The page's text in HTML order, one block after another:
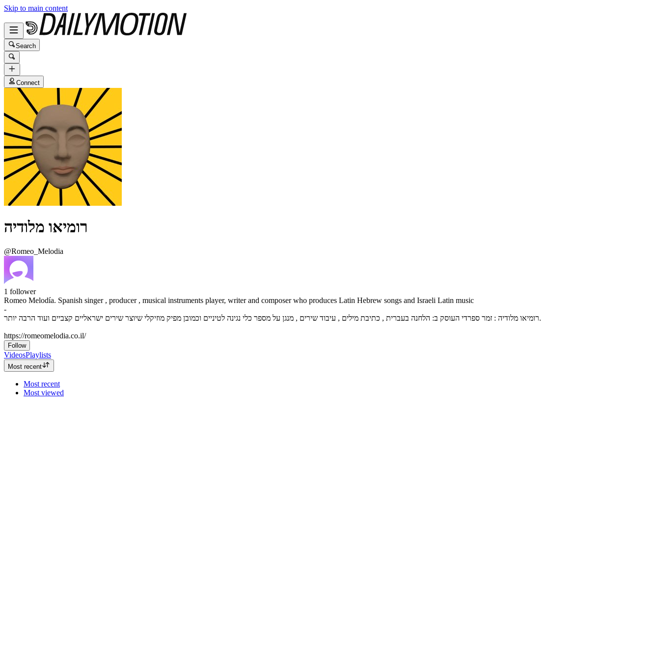
Skip to main content
Search
Connect
רומיאו מלודיה
@Romeo_Melodia
1 follower
Romeo Melodía. Spanish singer , producer , musical instruments player, writer and composer who produces Latin Hebrew songs and Israeli Latin music
-
רומיאו מלודיה : זמר ספרדי העוסק ב: הלחנה בעברית , כתיבת מילים , עיבוד שירים , מנגן על מספר כלי נגינה לטיניים וכמובן מפיק מוזיקלי שיוצר שירים ישראליים קצביים ועוד הרבה יותר.
https://romeomelodia.co.il/
Follow
VideosPlaylists
Most recent
Most recent
Most viewed